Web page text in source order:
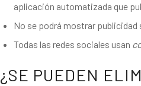
aplicación automatizada que
No se podrá mostrar
Todas las redes sociales usan
¿SE PUEDEN